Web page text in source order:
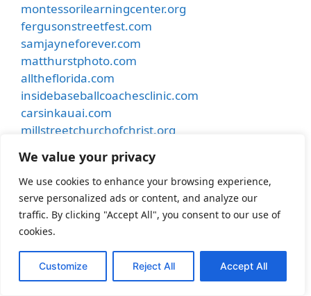
We value your privacy
We use cookies to enhance your browsing experience,
serve personalized ads or content, and analyze our
traffic. By clicking "Accept All", you consent to our use of
cookies.
Customize Reject All Accept All
montessorilearningcenter.org
fergusonstreetfest.com
samjayneforever.com
matthurstphoto.com
alltheflorida.com
insidebaseballcoachesclinic.com
carsinkauai.com
millstreetchurchofchrist.org
pride-realty.net
alphadynamicshealth.com
flutterbylash.com
hanlintearoom.com
funnyduckfarms.com
jenwaite.com
elevatemanagementgroup.com
leroyzimmerman.com